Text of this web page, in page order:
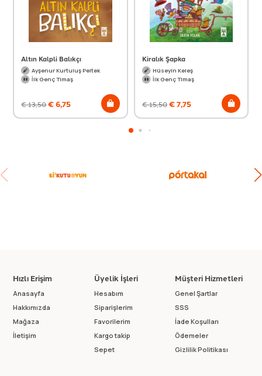
Altın Kalpli Balıkçı
Ayşenur Kurtuluş Peltek
İlk Genç Timaş
€13,50€6,75
Kiralık Şapka
Hüseyin Keleş
İlk Genç Timaş
€15,50€7,75
Hızlı Erişim
Anasayfa
Hakkımızda
Mağaza
İletişim
Üyelik İşleri
Hesabım
Siparişlerim
Favorilerim
Kargo takip
Sepet
Müşteri Hizmetleri
Genel Şartlar
SSS
İade Koşulları
Ödemeler
Gizlilik Politikası